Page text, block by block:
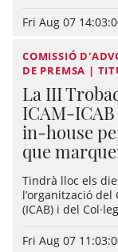
Fri Aug 07
COMISSIÓ
DE PREMSA |
La III
ICAM-ICAB
in-house
que
Tindrà lloc els
l’organització del
(ICAB) i del
Fri Aug 07